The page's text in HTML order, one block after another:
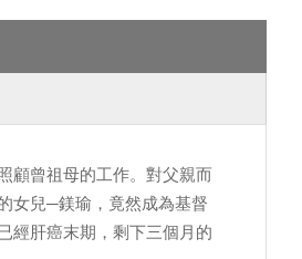
顧曾祖母的工作。對父親而
女兒─鎂瑜，竟然成為基督
經肝癌末期，剩下三個月的